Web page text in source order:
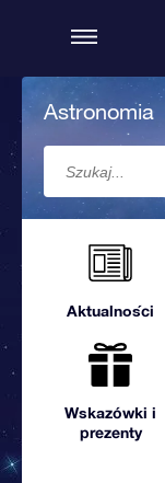
Astronomia
Aktualności
Wskazówki i
prezenty